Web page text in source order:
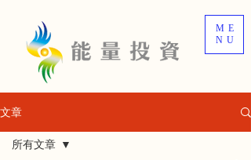
ME
NU
文章
所有文章